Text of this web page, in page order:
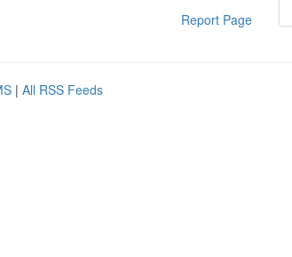
Report Page
| All RSS Feeds